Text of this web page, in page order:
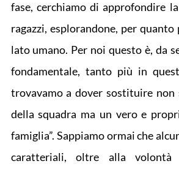
fase, cerchiamo di approfondire la
ragazzi, esplorandone, per quanto
lato umano. Per noi questo è, da
fondamentale, tanto più in
trovavamo a dover sostituire non
della squadra ma un vero e
famiglia”. Sappiamo ormai che
caratteriali, oltre alla volontà